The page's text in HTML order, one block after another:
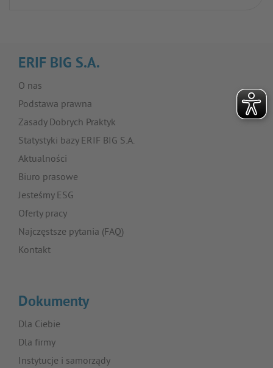
ERIF BIG S.A.
O nas
Podstawa prawna
Zasady Dobrych Praktyk
Statystyki bazy ERIF BIG S.A.
Aktualności
Biuro prasowe
Jesteśmy ESG
Oferty pracy
Najczęstsze pytania (FAQ)
Kontakt
Dokumenty
Dla Ciebie
Dla firmy
Instytucje i samorządy